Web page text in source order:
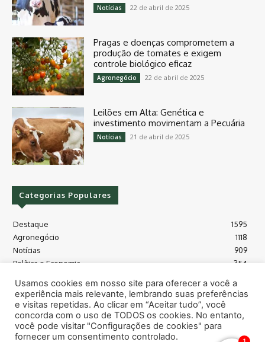
Notícias 22 de abril de 2025
Pragas e doenças comprometem a
produção de tomates e exigem
controle biológico eficaz
Agronegócio 22 de abril de 2025
Leilões em Alta: Genética e
investimento movimentam a Pecuária
Notícias 21 de abril de 2025
Categorias Populares
Destaque
1595
Agronegócio
1118
Notícias
909
Política e Economia
354
Máquinas e Tecnologia
128
Grãos - soja e milho
Meio Ambiente
115
Usamos cookies em nosso site para oferecer a você a
experiência mais relevante, lembrando suas preferências
e visitas repetidas. Ao clicar em “Aceitar tudo”, você
concorda com o uso de TODOS os cookies. No entanto,
você pode visitar "Configurações de cookies" para
fornecer um consentimento controlado.